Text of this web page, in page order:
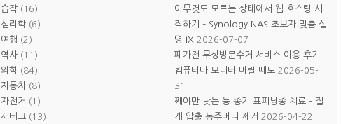
습작(16)
심리학(6)
여행 (2)
역사(11)
의학(84)
자동차(8)
자전거 (1)
재테크(13)
아무것도 모르는 상태에서 웹 호스팅 시
작하기 – Synology NAS 초보자 맞춤 설
명 IX 2026-07-07
폐가전 무상방문수거 서비스 이용 후기 –
컴퓨터나 모니터 버릴 때도 2026-05-
31
째야만 낫는 등 종기 표피낭종 치료 – 절
개 압출 농주머니 제거 2026-04-22